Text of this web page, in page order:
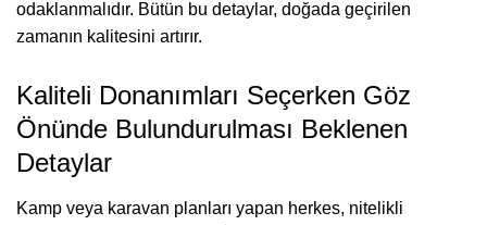
odaklanmalıdır. Bütün bu detaylar, doğada geçirilen
zamanın kalitesini artırır.
Kaliteli Donanımları Seçerken Göz
Önünde Bulundurulması Beklenen
Detaylar
Kamp veya karavan planları yapan herkes, nitelikli